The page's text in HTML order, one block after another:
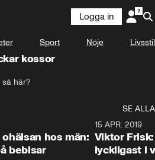
Logga in
Sport Nöje Livsstil
kossor
här?
SE ALLA
hos män:
bebisar
15 APR. 2019
Viktor
lyckligast i